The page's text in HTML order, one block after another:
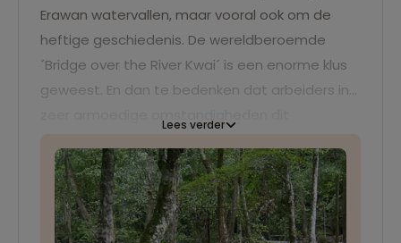
Erawan watervallen, maar vooral ook om de
heftige geschiedenis. De wereldberoemde
´Bridge over the River Kwai´ is een enorme klus
geweest. En dan te bedenken dat arbeiders in
moesten leggen. Lijkt het je interessant om hier
meer over te weten? Bezoek dan het JEATH
Museum en het Thailand–Burma Railway Centre
Lees verder